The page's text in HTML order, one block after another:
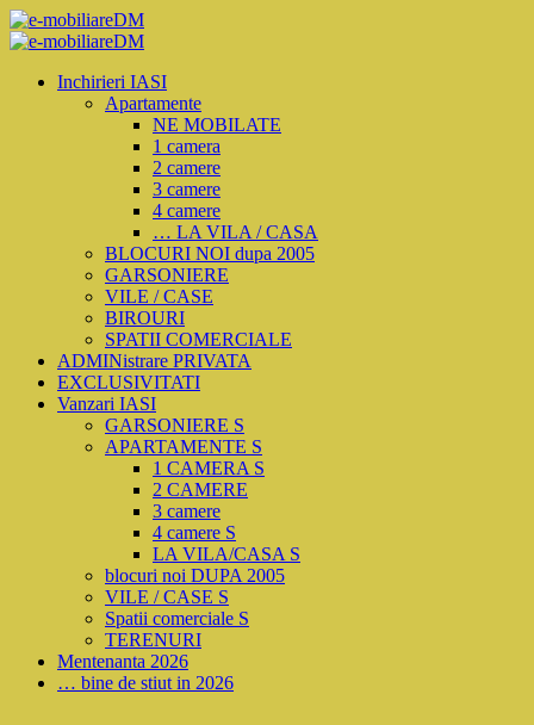
Inchirieri IASI
Apartamente
NE MOBILATE
1 camera
2 camere
3 camere
4 camere
… LA VILA / CASA
BLOCURI NOI dupa 2005
GARSONIERE
VILE / CASE
BIROURI
SPATII COMERCIALE
ADMINistrare PRIVATA
EXCLUSIVITATI
Vanzari IASI
GARSONIERE S
APARTAMENTE S
1 CAMERA S
2 CAMERE
3 camere
4 camere S
LA VILA/CASA S
blocuri noi DUPA 2005
VILE / CASE S
Spatii comerciale S
TERENURI
Mentenanta 2026
… bine de stiut in 2026